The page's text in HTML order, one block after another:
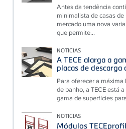
Antes da tendência
minimalista de casas de
mercado uma nova
que permite...
NOTICIAS
A TECE alarga a
placas de
Para oferecer a
de banho, a TECE está
gama de superfícies
NOTICIAS
Módulos